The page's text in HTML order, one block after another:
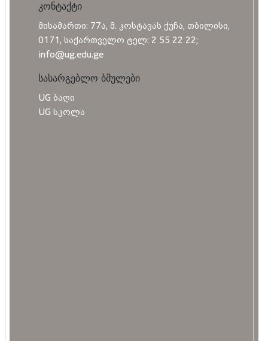
კონტაქტი
მისამართი: 77ა, მ. კოსტავას ქუჩა, თბილისი,
0171, საქართველო ტელ: 2 55 22 22;
info@ug.edu.ge
სასარგებლო ბმულები
UG ბაღი
UG სკოლა